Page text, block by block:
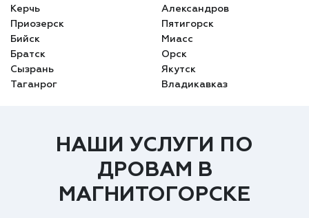
Керчь
Александров
Приозерск
Пятигорск
Бийск
Миасс
Братск
Орск
Сызрань
Якутск
Таганрог
Владикавказ
НАШИ УСЛУГИ ПО
ДРОВАМ В
МАГНИТОГОРСКЕ